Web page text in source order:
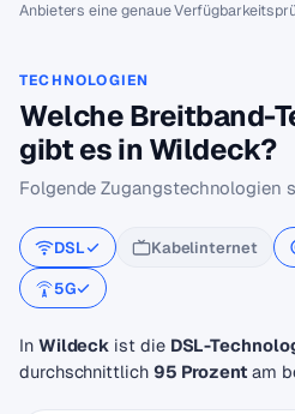
Anbieters eine genaue
TECHNOLOGIEN
Welche Breitband-
gibt es in Wildeck?
Folgende Zugangstechnologien
DSL Kabelinternet
5G
In Wildeck ist die DSL-
durchschnittlich 95 Prozentam